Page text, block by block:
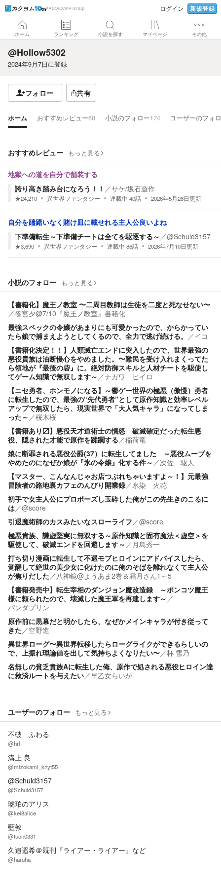
KADOKAWA Group ログイン 新規登録
ホーム ランキング 小説を探す マイページ その他
@Hollow5302
2024年9月7日に登録
フォロー 共有
ホーム おすすめレビュー60 小説のフォロー174 ユーザーのフォ
おすすめレビュー もっと見る
地獄への道を自分で舗装する
誇り高き踏み台になろう！！ ／サケ/坂石遊作
★24,210 異世界ファンタジー 連載中 40話 2026年5月28日更新
自分を躊躇いなく賭け皿に載せれる主人公良いよね
下準備転生～下準備チートは全てを駆逐する～ ／@Schuld3157
★3,690 異世界ファンタジー 連載中 86話 2026年7月10日更新
小説のフォロー もっと見る
【書籍化】魔王ノ教室 〜二周目教師は生徒を二度と死なせない〜
／篠宮夕@7/10『魔王ノ教室』書籍化
最強スペックの令嬢があまりにも可愛かったので、からかってい
たら鎖で捕まえようとしてくるので、全力で逃げ続ける。 ／イコ
【書籍化決定！！】人類滅亡エンドに突入したので、世界最強の
悪役貴族は油断慢心をやめました。〜難民を受け入れまくってた
ら領地が『最後の砦』に。絶対防御スキルと人材チートを駆使し
てゲーム知識で無双します～ ／ナガワ ヒイロ
【ニセ勇者、ホンモノになる】～鬱ゲー世界の極悪（傲慢）勇者
に転生したので、最強の“先代勇者”として原作知識と効率レベル
アップで無双したら、現実世界で「大人気キャラ」になってしま
った～ ／桜木桜
【書籍あり〼】悪役天才道術士の憤怒 破滅確定だった転生悪
役、隠された才能で原作を蹂躙する／稲荷竜
娘に断罪される悪役公爵(37）に転生してました ～悪役ムーブを
やめたのになぜか娘が『氷の令嬢』化する件～ ／次佐 駆人
【マスター、こんなんじゃお店つぶれちゃいますよ～！】元最強
冒険者の路地裏カフェのんびり開業録／氷染 火花
初手で女主人公にプロポーズし玉砕した俺がこの先生きのこるに
は／@score
引退魔術師のカスみたいなスローライフ／@score
極悪貴族、謙虚堅実に無双する～原作知識と固有魔法＜虚空＞を
駆使して、破滅エンドを回避します～ ／ 月島秀一
打ち切り漫画に転生して不遇モブヒロインにアドバイスしたら、
覚醒して絶世の美少女に化けたのに俺のそばを離れなくて主人公
が焦りだした／ 八神鏡@ようあま2巻＆霜月さん1～5
【書籍発売中】転生宰相のダンジョン魔改造録 ～ポンコツ魔王
様に頼られたので、壊滅した魔王軍を再建します～ ／
パンダプリン
原作前に黒幕だと明かしたら、なぜかメインキャラが付き従って
きた／空野進
異世界ローグ〜異世界転移したらローグライクができるらしいの
で、上振れ理論値を出して気持ちよくなりたい〜／杯 雪乃
名無しの貧乏貴族Aに転生した俺、原作で処される悪役ヒロイン達
に救済ルートを与えたい／早乙女らいか
ユーザーのフォロー もっと見る
不破 ふわる
@hrl
溝上 良
@mizokami_khyt55
@Schuld3157
@Schuld3157
琥珀のアリス
@kei8alice
藍敦
@tuon0331
久追遥希＠既刊『ライアー・ライアー』など
@haruha